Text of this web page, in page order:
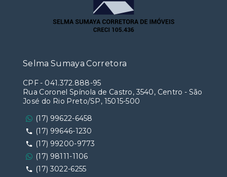
Selma Sumaya Corretora
CPF- 041.372.888-95
Rua Coronel Spínola de Castro, 3540, Centro - São
José do Rio Preto/SP, 15015-500
(17) 99622-6458
(17) 99646-1230
(17) 99200-9773
(17) 98111-1106
(17) 3022-6255